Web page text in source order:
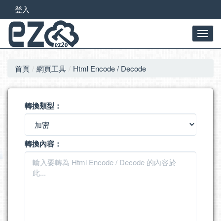
登入
首頁 網頁工具 Html Encode / Decode
轉換類型：
轉換內容：